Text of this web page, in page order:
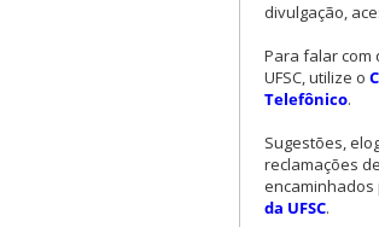
divulgação,
Para falar com
UFSC, utilize o
Telefônico.
Sugestões,
reclamações
encaminhados
da UFSC.